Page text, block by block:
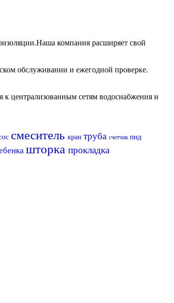
компания расширяет свой
обслуживании и ежегодной проверке.
централизованным сетям водоснабжения и
смеситель кран труба счетчик пнд
шторка прокладка